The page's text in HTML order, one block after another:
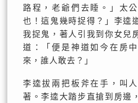
路程，老爺們去睡。」太
也！這鬼幾時捉得？」李逵
我捉鬼，著人引我到你女兒
道：「便是神道如今在房
來，誰人敢去？」
李逵拔兩把板斧在手，叫
著。李逵大踏步直搶到房邊